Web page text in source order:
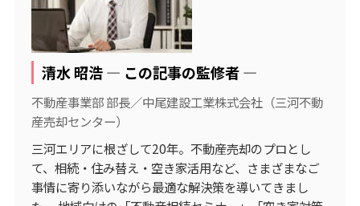
清水 昭浩 ― この記事の監修者 ―
不動産事業部 部長／中尾建設工業株式会社（三河不動
産売却センター）
三河エリアに根ざして20年。不動産売却のプロとし
て、相続・住み替え・空き家活用など、さまざまなご
事情に寄り添いながら最適な解決策を導いてきまし